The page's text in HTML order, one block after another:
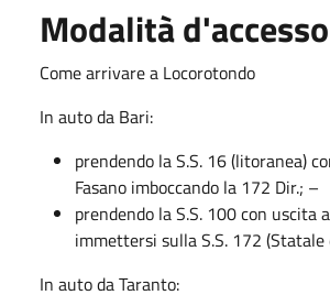
Modalità d'accesso
Come arrivare a Locorotondo
In auto da Bari:
prendendo la S.S. 16 (litoranea)
Fasano imboccando la 172 Dir.; –
prendendo la S.S. 100 con uscita
immettersi sulla S.S. 172
In auto da Taranto: